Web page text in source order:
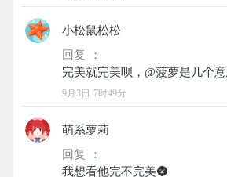
小松鼠松松
回复 ：
9月3日 7时49分
萌系萝莉
回复 ：